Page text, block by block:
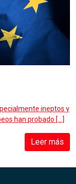
ineptos y
han probado […]
Leer más